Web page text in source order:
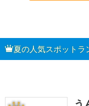
夏の人気スポットラ